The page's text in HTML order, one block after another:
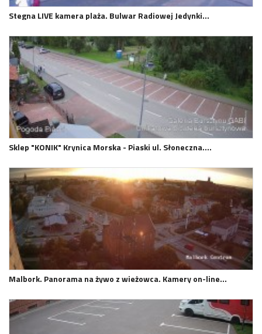
Stegna LIVE kamera plaża. Bulwar Radiowej Jedynki…
Sklep "KONIK" Krynica Morska - Piaski ul. Słoneczna.…
Malbork. Panorama na żywo z wieżowca. Kamery on-line…